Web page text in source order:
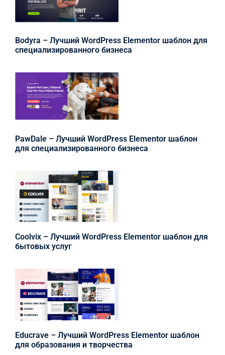
Bodyra – Лучший WordPress Elementor шаблон для
специализированного бизнеса
PawDale – Лучший WordPress Elementor шаблон
для специализированного бизнеса
Coolvix – Лучший WordPress Elementor шаблон для
бытовых услуг
Educrave – Лучший WordPress Elementor шаблон
для образования и творчества